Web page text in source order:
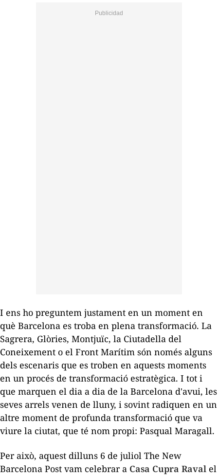
I ens ho preguntem justament en un moment en
què Barcelona es troba en plena transformació. La
Sagrera, Glòries, Montjuïc, la Ciutadella del
Coneixement o el Front Marítim són només alguns
dels escenaris que es troben en aquests moments
en un procés de transformació estratègica. I tot i
que marquen el dia a dia de la Barcelona d'avui, les
seves arrels venen de lluny, i sovint radiquen en un
altre moment de profunda transformació que va
viure la ciutat, que té nom propi: Pasqual Maragall.
Per això, aquest dilluns 6 de juliol The New
Barcelona Post vam celebrar a Casa Cupra Raval el